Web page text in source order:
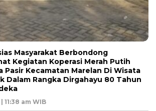
Masyarakat Berbondong
Kegiatan Koperasi Merah Putih
Pasir Kecamatan Marelan Di Wisata
Dalam Rangka Dirgahayu 80 Tahun
11:38 am WIB